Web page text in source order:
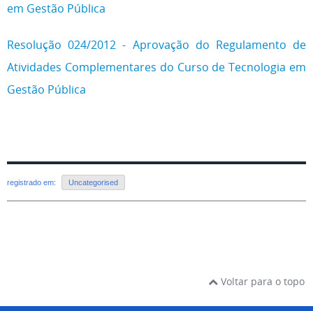
em Gestão Pública
Resolução 024/2012 - Aprovação do Regulamento de
Atividades Complementares do Curso de Tecnologia em
Gestão Pública
registrado em: Uncategorised
Voltar para o topo